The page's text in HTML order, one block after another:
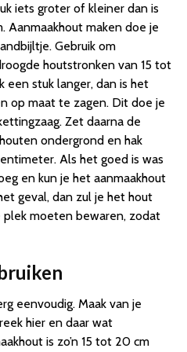
iets groter of kleiner dan is
Aanmaakhout maken doe je
Gebruik om
houtstronken van 15 tot
een stuk langer, dan is het
op maat te zagen. Dit doe je
Zet daarna de
ondergrond en hak
Als het goed is was
en kun je het aanmaakhout
geval, dan zul je het hout
moeten bewaren, zodat
eenvoudig. Maak van je
hier en daar wat
is zo’n 15 tot 20 cm